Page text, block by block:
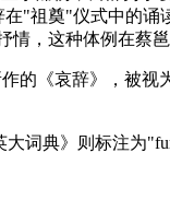
"祖奠"仪式中的诵
，这种体例在蔡
的《哀辞》，被
词典》则标注为